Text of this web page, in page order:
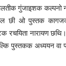
गलतीक गुंजाइशक
छी ओ पुस्तक
रचयिता नारायण
पुस्तकक अध्ययन